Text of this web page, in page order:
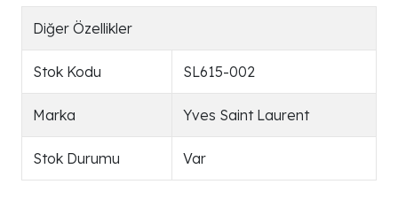
Diğer Özellikler
Stok Kodu SL615-002
Marka Yves Saint Laurent
Stok Durumu Var